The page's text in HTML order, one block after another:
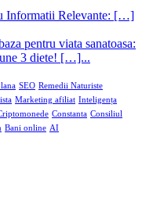
Informatii Relevante: […]
pentru viata sanatoasa:
3 diete! […]...
SEO Remedii Naturiste
Marketing afiliat Inteligența
Constanta Consiliul
Bani online AI